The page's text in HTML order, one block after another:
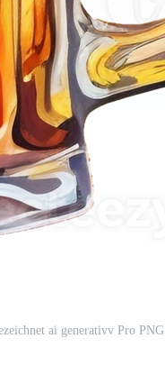
ai generativv Pro PNG